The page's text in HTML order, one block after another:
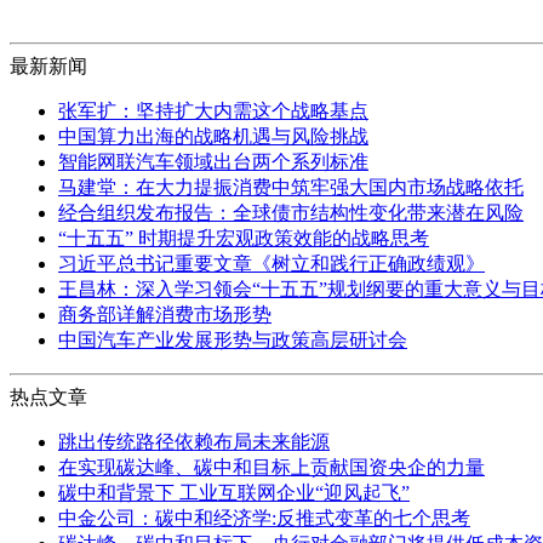
最新新闻
张军扩：坚持扩大内需这个战略基点
中国算力出海的战略机遇与风险挑战
智能网联汽车领域出台两个系列标准
马建堂：在大力提振消费中筑牢强大国内市场战略依托
经合组织发布报告：全球债市结构性变化带来潜在风险
“十五五” 时期提升宏观政策效能的战略思考
习近平总书记重要文章《树立和践行正确政绩观》
王昌林：深入学习领会“十五五”规划纲要的重大意义与
商务部详解消费市场形势
中国汽车产业发展形势与政策高层研讨会
热点文章
跳出传统路径依赖布局未来能源
在实现碳达峰、碳中和目标上贡献国资央企的力量
碳中和背景下 工业互联网企业“迎风起飞”
中金公司：碳中和经济学:反推式变革的七个思考